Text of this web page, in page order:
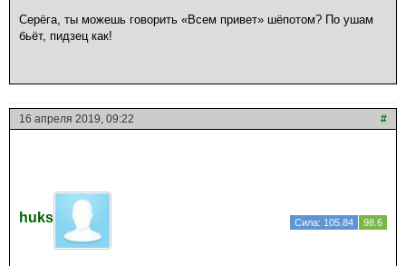
Серёга, ты можешь говорить «Всем привет» шёпотом? По ушам
бьёт, пидзец как!
16 апреля 2019, 09:22 #
huks Сила: 105.84 98.6